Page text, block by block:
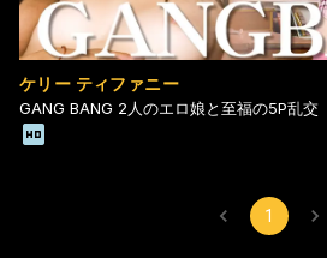
ケリー ティファニー
GANG BANG 2人のエロ娘と至福の5P乱交
1